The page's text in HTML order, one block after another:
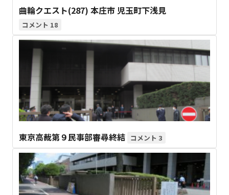
曲輪クエスト(287) 本庄市 児玉町下浅見
18
東京高裁第９民事部審尋終結 3